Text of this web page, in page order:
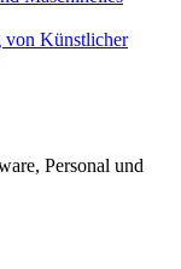
von Künstlicher
Personal und